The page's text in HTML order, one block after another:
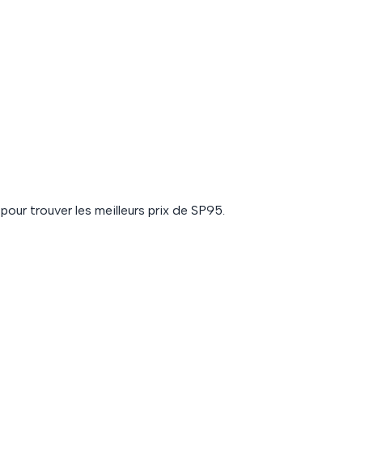
pour trouver les meilleurs prix de SP95.